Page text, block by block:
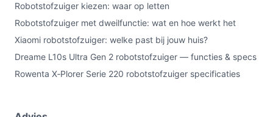
Robotstofzuiger kiezen: waar op letten
Robotstofzuiger met dweilfunctie: wat en hoe werkt het
Xiaomi robotstofzuiger: welke past bij jouw huis?
Dreame L10s Ultra Gen 2 robotstofzuiger — functies & specs
Rowenta X‑Plorer Serie 220 robotstofzuiger specificaties